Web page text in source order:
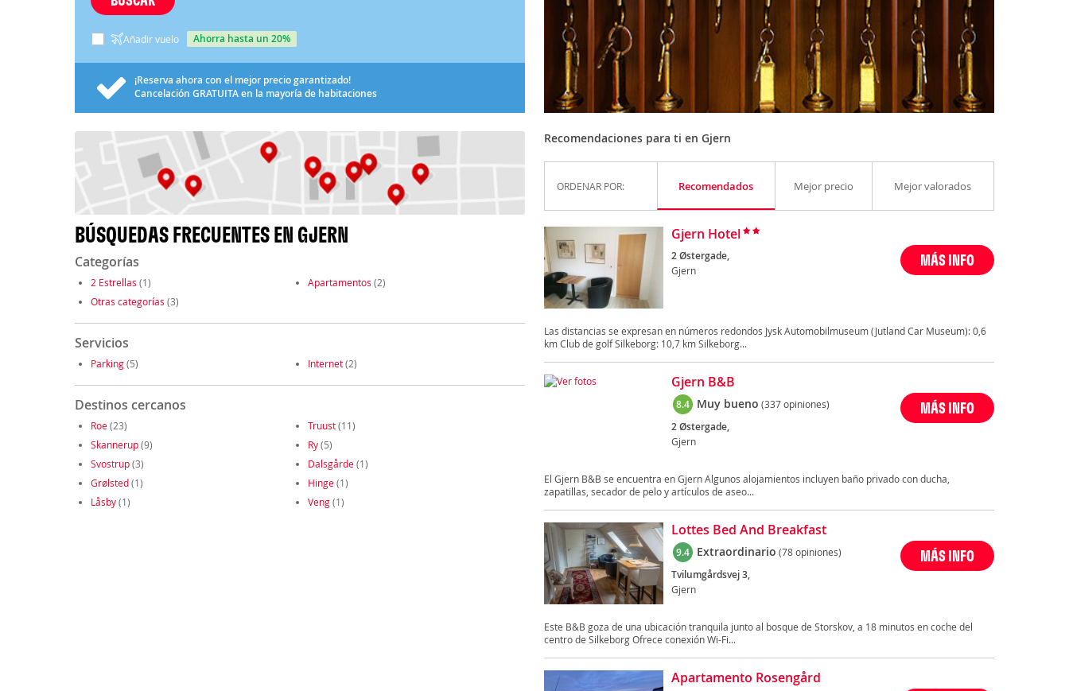
Añadir vuelo ahorra hasta un 20%
¡Reserva ahora con el mejor precio garantizado!
Cancelación GRATUITAen la mayoría de habitaciones
BÚSQUEDAS FRECUENTES EN GJERN
Categorías
2 Estrellas (1) Apartamentos (2)
Otras categorías (3)
Servicios
Parking(5) Internet(2)
Destinos cercanos
Roe(23) Truust(11)
Skannerup(9) Ry(5)
Svostrup(3) Dalsgårde(1)
Grølsted(1) Hinge(1)
Låsby(1) Veng(1)
Recomendaciones para ti en Gjern
ORDENAR POR: Recomendados Mejor precio Mejor valorados
Gjern Hotel
2 Østergade,
Gjern
MÁS INFO
Las distancias se expresan en números redondos Jysk Automobilmuseum (Jutland Car Museum): 0,6
km Club de golf Silkeborg: 10,7 km Silkeborg...
Gjern B&B
8.4 Muy bueno (337 opiniones)
2 Østergade,
Gjern
MÁS INFO
El Gjern B&B se encuentra en Gjern Algunos alojamientos incluyen baño privado con ducha,
zapatillas, secador de pelo y artículos de aseo...
Lottes Bed And Breakfast
9.4 Extraordinario (78 opiniones)
Tvilumgårdsvej 3,
Gjern
MÁS INFO
Este B&B goza de una ubicación tranquila junto al bosque de Storskov, a 18 minutos en coche del
centro de Silkeborg Ofrece conexión Wi-Fi...
Apartamento Rosengård